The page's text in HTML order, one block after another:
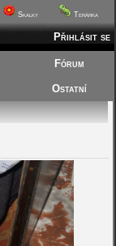
Skalky Terárka
Přihlásit se
Fórum
Ostatní